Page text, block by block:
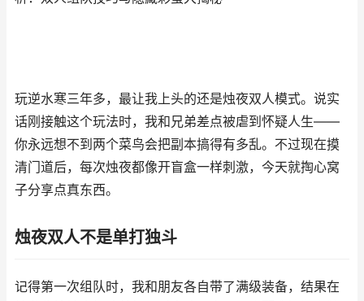
玩逆水寒三年多，最让我上头的还是烛夜双人模式。说实
话刚接触这个玩法时，我和兄弟差点被虐到怀疑人生——
你永远想不到两个菜鸟会把副本搞得有多乱。不过现在摸
清门道后，每次烛夜都像开盲盒一样刺激，今天就掏心窝
子分享点真东西。
烛夜双人不是单打独斗
记得第一次组队时，我和朋友各自带了满级装备，结果在